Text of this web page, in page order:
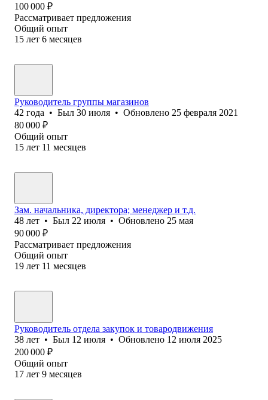
100 000 ₽
Рассматривает предложения
Общий опыт
15 лет 6 месяцев
Руководитель группы магазинов
42 года • Был 30 июля • Обновлено 25 февраля 2021
80 000 ₽
Общий опыт
15 лет 11 месяцев
Зам. начальника, директора; менеджер и т.д.
48 лет • Был 22 июля • Обновлено 25 мая
90 000 ₽
Рассматривает предложения
Общий опыт
19 лет 11 месяцев
Руководитель отдела закупок и товародвижения
38 лет • Был 12 июля • Обновлено 12 июля 2025
200 000 ₽
Общий опыт
17 лет 9 месяцев